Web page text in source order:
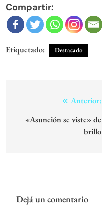
Compartir:
Etiquetado: Destacado
Navegación
de
Anterior:
«Asunción se viste» de
brillo
Dejá un comentario